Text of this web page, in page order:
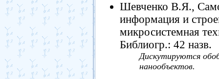
Шевченко В.Я.,
информация и
микросистемная
Библиогр.: 42 назв.
Дискутируются
нанообъектов.